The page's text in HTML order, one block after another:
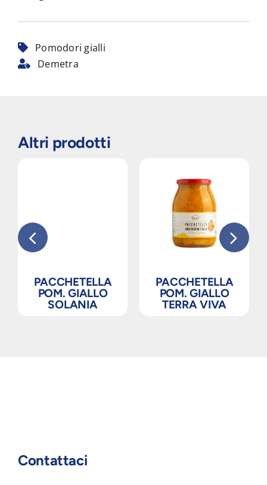
Pomodori gialli
Demetra
Altri prodotti
PACCHETELLA
POM. GIALLO
SOLANIA
PACCHETELLA
POM. GIALLO
TERRA VIVA
Contattaci